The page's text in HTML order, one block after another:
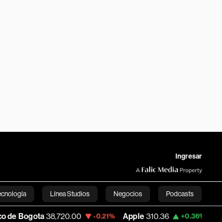
Ingresar
Línea Studios Negocios Podcasts
English
38,720.00 -0.21% Apple 310.36 +0.36% USD COP